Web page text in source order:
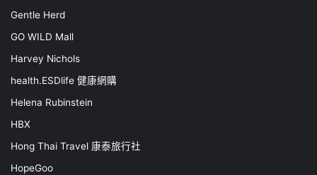
Gentle Herd
GO WILD Mall
Harvey Nichols
health.ESDlife 健康網購
Helena Rubinstein
HBX
Hong Thai Travel 康泰旅行社
HopeGoo